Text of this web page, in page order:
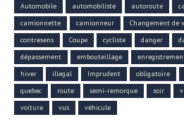
Automobile
automobiliste autoroute
camionnette
camionneur Changement de
contresens
Coupe cycliste danger
dépassement
embouteillage
hiver
illegal Imprudent obligatoire
quebec
route semi-remorque soir
voiture
vus véhicule